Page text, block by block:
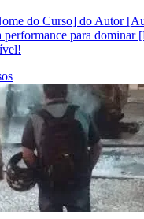
do Curso] do Autor
performance para dominar